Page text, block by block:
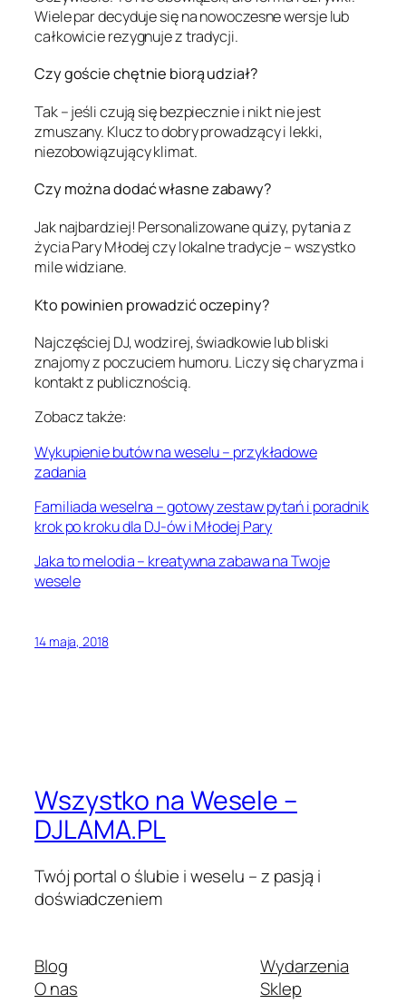
Wiele par decyduje się na nowoczesne wersje lub
całkowicie rezygnuje z tradycji.
Czy goście chętnie biorą udział?
Tak – jeśli czują się bezpiecznie i nikt nie jest
zmuszany. Klucz to dobry prowadzący i lekki,
niezobowiązujący klimat.
Czy można dodać własne zabawy?
Jak najbardziej! Personalizowane quizy, pytania z
życia Pary Młodej czy lokalne tradycje – wszystko
mile widziane.
Kto powinien prowadzić oczepiny?
Najczęściej DJ, wodzirej, świadkowie lub bliski
znajomy z poczuciem humoru. Liczy się charyzma i
kontakt z publicznością.
Zobacz także:
Wykupienie butów na weselu – przykładowe
zadania
Familiada weselna – gotowy zestaw pytań i poradnik
krok po kroku dla DJ-ów i Młodej Pary
Jaka to melodia – kreatywna zabawa na Twoje
wesele
14 maja, 2018
Wszystko na Wesele –
DJLAMA.PL
Twój portal o ślubie i weselu – z pasją i
doświadczeniem
Blog
O nas
Wydarzenia
Sklep